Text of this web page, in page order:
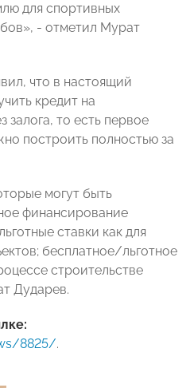
для спортивных
- отметил Мурат
что в настоящий
кредит на
залога, то есть первое
построить полностью за
могут быть
финансирование
ставки как для
бесплатное/льготное
строительстве
Дударев.
8825/.